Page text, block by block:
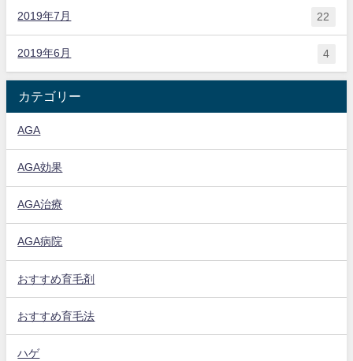
2019年7月 22
2019年6月 4
カテゴリー
AGA
AGA効果
AGA治療
AGA病院
おすすめ育毛剤
おすすめ育毛法
ハゲ